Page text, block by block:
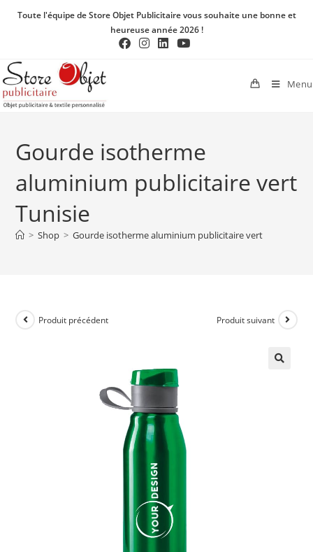
Toute l'équipe de Store Objet Publicitaire vous souhaite une bonne et
heureuse année 2026 !
Menu
Gourde isotherme
aluminium publicitaire vert
Tunisie
> Shop > Gourde isotherme aluminium publicitaire vert
Produit précédent Produit suivant